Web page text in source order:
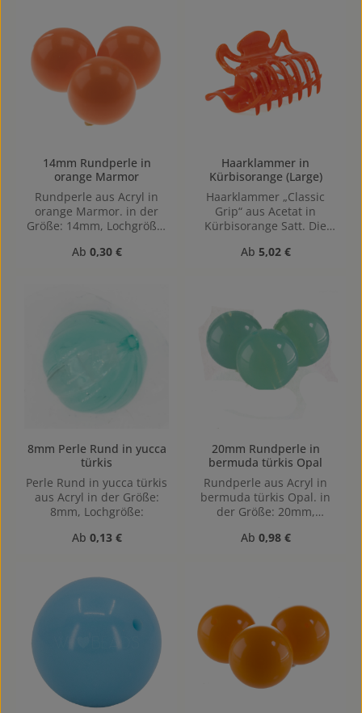
14mm Rundperle in
orange Marmor
Rundperle aus Acryl in
orange Marmor. in der
Größe: 14mm, Lochgröße:
1,4mm
Regulärer Preis:
Ab 0,30 €
Haarklammer in
Kürbisorange (Large)
Haarklammer „Classic
Grip“ aus Acetat in
Kürbisorange Satt. Die
LxBxH)
Regulärer Preis:
Ab 5,02 €
8mm Perle Rund in yucca
türkis
Perle Rund in yucca türkis
aus Acryl in der Größe:
8mm, Lochgröße:
Regulärer Preis:
Ab 0,13 €
20mm Rundperle in
bermuda türkis Opal
Rundperle aus Acryl in
bermuda türkis Opal. in
der Größe: 20mm,
gebohrt, 1,8mm
Regulärer Preis:
Ab 0,98 €